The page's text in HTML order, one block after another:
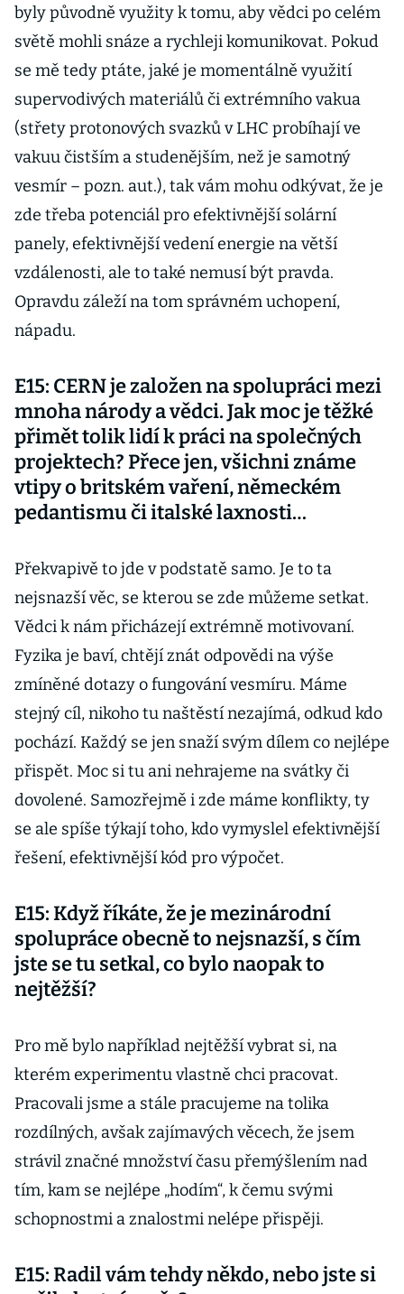
byly původně využity k tomu, aby vědci po celém
světě mohli snáze a rychleji komunikovat. Pokud
se mě tedy ptáte, jaké je momentálně využití
supervodivých materiálů či extrémního vakua
(střety protonových svazků v LHC probíhají ve
vakuu čistším a studenějším, než je samotný
vesmír – pozn. aut.), tak vám mohu odkývat, že je
zde třeba potenciál pro efektivnější solární
panely, efektivnější vedení energie na větší
vzdálenosti, ale to také nemusí být pravda.
Opravdu záleží na tom správném uchopení,
nápadu.
E15: CERN je založen na spolupráci mezi
mnoha národy a vědci. Jak moc je těžké
přimět tolik lidí k práci na společných
projektech? Přece jen, všichni známe
vtipy o britském vaření, německém
pedantismu či italské laxnosti…
Překvapivě to jde v podstatě samo. Je to ta
nejsnazší věc, se kterou se zde můžeme setkat.
Vědci k nám přicházejí extrémně motivovaní.
Fyzika je baví, chtějí znát odpovědi na výše
zmíněné dotazy o fungování vesmíru. Máme
stejný cíl, nikoho tu naštěstí nezajímá, odkud kdo
pochází. Každý se jen snaží svým dílem co nejlépe
přispět. Moc si tu ani nehrajeme na svátky či
dovolené. Samozřejmě i zde máme konflikty, ty
se ale spíše týkají toho, kdo vymyslel efektivnější
řešení, efektivnější kód pro výpočet.
E15: Když říkáte, že je mezinárodní
spolupráce obecně to nejsnazší, s čím
jste se tu setkal, co bylo naopak to
nejtěžší?
Pro mě bylo například nejtěžší vybrat si, na
kterém experimentu vlastně chci pracovat.
Pracovali jsme a stále pracujeme na tolika
rozdílných, avšak zajímavých věcech, že jsem
strávil značné množství času přemýšlením nad
tím, kam se nejlépe „hodím“, k čemu svými
schopnostmi a znalostmi nelépe přispěji.
E15: Radil vám tehdy někdo, nebo jste si